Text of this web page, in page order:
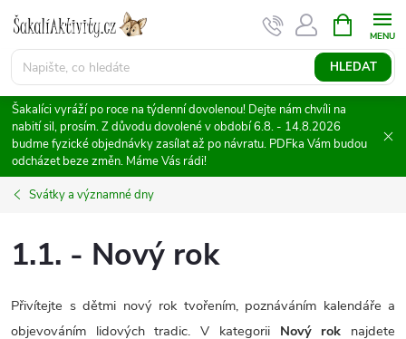
Přejít
obsah
HLEDAT
NÁKUPNÍ
KOŠÍK
Šakalíci vyráží po roce na týdenní dovolenou! Dejte nám chvíli na
nabití sil, prosím. Z důvodu dovolené v období 6.8. - 14.8.2026
budme fyzické objednávky zasílat až po návratu. PDFka Vám budou
odcházet beze změn. Máme Vás rádi!
Svátky a významné dny
1.1. - Nový rok
Přivítejte s dětmi nový rok tvořením, poznáváním kalendáře a
objevováním lidových tradic. V kategorii Nový rok najdete